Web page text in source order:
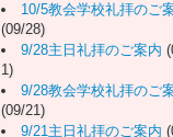
10/5教会学校礼拝のご
(09/28)
9/28主日礼拝のご案内
1)
9/28教会学校礼拝のご
(09/21)
9/21主日礼拝のご案内